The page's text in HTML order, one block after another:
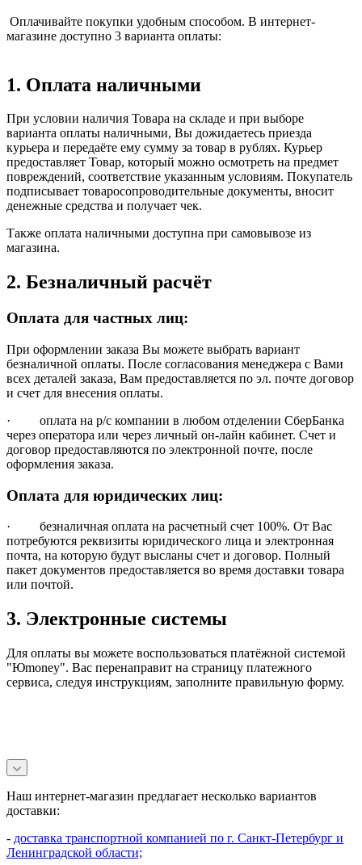
Оплачивайте покупки удобным способом. В интернет-
магазине доступно 3 варианта оплаты:
1. Оплата наличными
При условии наличия Товара на складе и при выборе
варианта оплаты наличными, Вы дожидаетесь приезда
курьера и передаёте ему сумму за товар в рублях. Курьер
предоставляет Товар, который можно осмотреть на предмет
повреждений, соответствие указанным условиям. Покупатель
подписывает товаросопроводительные документы, вносит
денежные средства и получает чек.
Также оплата наличными доступна при самовывозе из
магазина.
2. Безналичный расчёт
Оплата для частных лиц:
При оформлении заказа Вы можете выбрать вариант
безналичной оплаты. После согласования менеджера с Вами
всех деталей заказа, Вам предоставляется по эл. почте договор
и счет для внесения оплаты.
· оплата на р/с компании в любом отделении СберБанка
через оператора или через личный он-лайн кабинет. Счет и
договор предоставляются по электронной почте, после
оформления заказа.
Оплата для юридических лиц:
· безналичная оплата на расчетный счет 100%. От Вас
потребуются реквизиты юридического лица и электронная
почта, на которую будут высланы счет и договор. Полный
пакет документов предоставляется во время доставки товара
или почтой.
3. Электронные системы
Для оплаты вы можете воспользоваться платёжной системой
"Юmoney". Вас перенаправит на страницу платежного
сервиса, следуя инструкциям, заполните правильную форму.
Наш интернет-магазин предлагает несколько вариантов
доставки:
- доставка транспортной компанией по г. Санкт-Петербург и
Ленинградской области;